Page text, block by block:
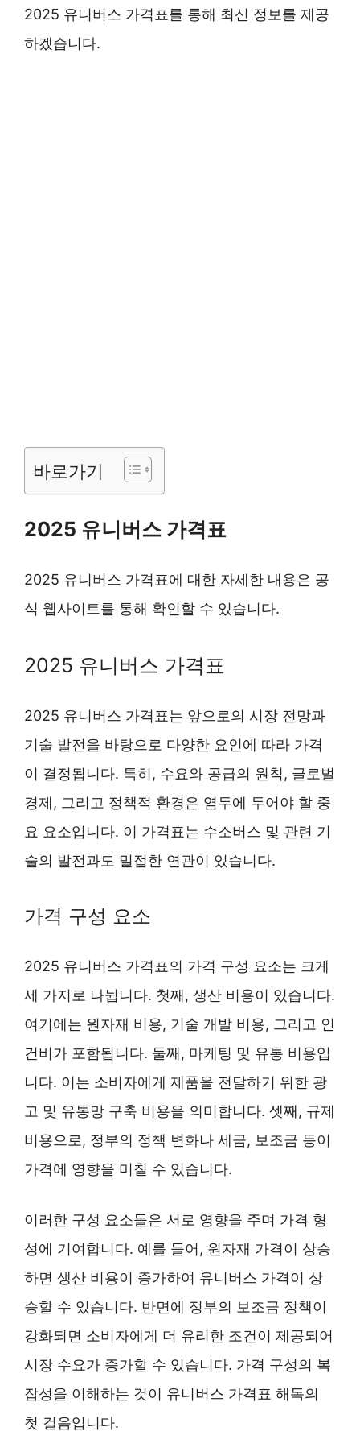
2025 유니버스 가격표를 통해 최신 정보를 제공
하겠습니다.
바로가기
2025 유니버스 가격표
2025 유니버스 가격표에 대한 자세한 내용은 공
식 웹사이트를 통해 확인할 수 있습니다.
2025 유니버스 가격표
2025 유니버스 가격표는 앞으로의 시장 전망과
기술 발전을 바탕으로 다양한 요인에 따라 가격
이 결정됩니다. 특히, 수요와 공급의 원칙, 글로벌
경제, 그리고 정책적 환경은 염두에 두어야 할 중
요 요소입니다. 이 가격표는 수소버스 및 관련 기
술의 발전과도 밀접한 연관이 있습니다.
가격 구성 요소
2025 유니버스 가격표의 가격 구성 요소는 크게
세 가지로 나뉩니다. 첫째, 생산 비용이 있습니다.
여기에는 원자재 비용, 기술 개발 비용, 그리고 인
건비가 포함됩니다. 둘째, 마케팅 및 유통 비용입
니다. 이는 소비자에게 제품을 전달하기 위한 광
고 및 유통망 구축 비용을 의미합니다. 셋째, 규제
비용으로, 정부의 정책 변화나 세금, 보조금 등이
가격에 영향을 미칠 수 있습니다.
이러한 구성 요소들은 서로 영향을 주며 가격 형
성에 기여합니다. 예를 들어, 원자재 가격이 상승
하면 생산 비용이 증가하여 유니버스 가격이 상
승할 수 있습니다. 반면에 정부의 보조금 정책이
강화되면 소비자에게 더 유리한 조건이 제공되어
시장 수요가 증가할 수 있습니다. 가격 구성의 복
잡성을 이해하는 것이 유니버스 가격표 해독의
첫 걸음입니다.